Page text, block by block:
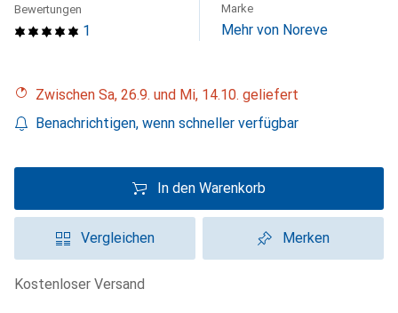
1
Bewertungen Marke
Mehr von Noreve
Zwischen Sa, 26.9. und Mi, 14.10. geliefert
Benachrichtigen, wenn schneller verfügbar
In den Warenkorb
Vergleichen Merken
kostenloser Versand